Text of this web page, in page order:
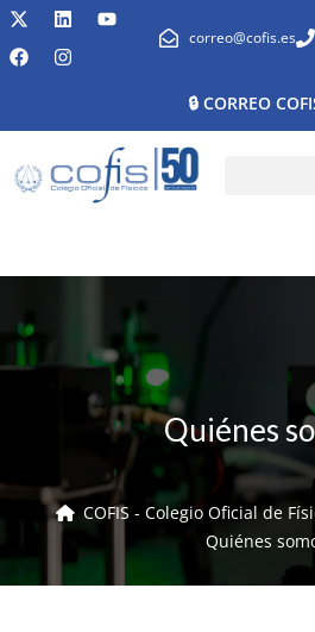
correo@cofis.es
🔒 CORREO
Quiénes
COFIS - Colegio Oficial de
Quiénes